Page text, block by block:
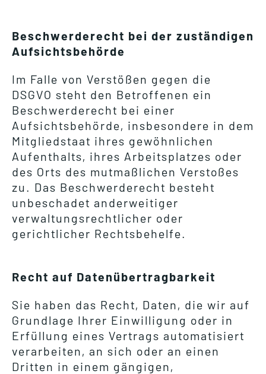
Beschwerderecht bei der zuständigen
Aufsichtsbehörde
Im Falle von Verstößen gegen die
DSGVO steht den Betroffenen ein
Beschwerderecht bei einer
Aufsichtsbehörde, insbesondere in dem
Mitgliedstaat ihres gewöhnlichen
Aufenthalts, ihres Arbeitsplatzes oder
des Orts des mutmaßlichen Verstoßes
zu. Das Beschwerderecht besteht
unbeschadet anderweitiger
verwaltungsrechtlicher oder
gerichtlicher Rechtsbehelfe.
Recht auf Datenübertragbarkeit
Sie haben das Recht, Daten, die wir auf
Grundlage Ihrer Einwilligung oder in
Erfüllung eines Vertrags automatisiert
verarbeiten, an sich oder an einen
Dritten in einem gängigen,